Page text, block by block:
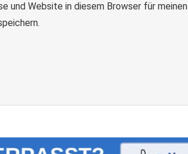
und Website in diesem Browser für meinen